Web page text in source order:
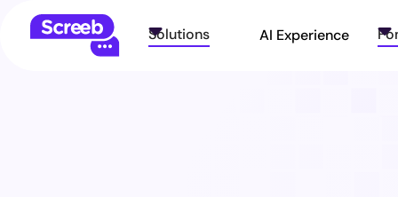
Solutions AI Experience
Solutions AI Experience